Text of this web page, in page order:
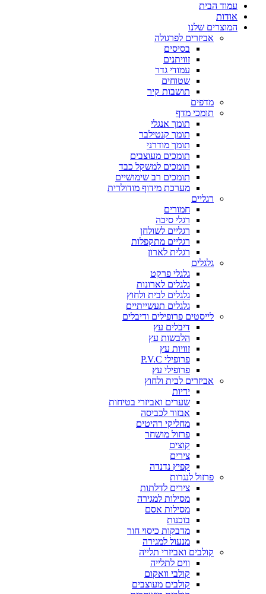
עמוד הבית
אודות
המוצרים שלנו
אביזרים לפרגולה
בסיסים
זוויתנים
עמודי גדר
שטוחים
תושבות קיר
מדפים
תומכי מדף
תומך אנגלי
תומך קנטילבר
תומך מודרני
תומכים מעוצבים
תומכים למשקל כבד
תומכים רב שימושיים
מערכת מידוף מודולרית
רגליים
חמורים
רגלי סיכה
רגליים לשולחן
רגליים מתקפלות
רגלית לארון
גלגלים
גלגלי פרקט
גלגלים לארונות
גלגלים לבית ולחוץ
גלגלים תעשייתיים
לייסטים פרופילים ודיבלים
דיבלים עץ
הלבשות עץ
זוויות עץ
פרופילי P.V.C
פרופילי עץ
אביזרים לבית ולחוץ
ידיות
שערים ואביזרי בטיחות
אבזור לכביסה
מחליקי רהיטים
פרזול מושחר
קוצים
צירים
קפיץ נדנדה
פרזול לנגרות
צירים לדלתות
מסילות למגירה
מסילות אסם
בוכנות
מדבקות כיסוי חור
מנעול למגירה
קולבים ואביזרי תלייה
ווים לתלייה
קולבי וואקום
קולבים מעוצבים